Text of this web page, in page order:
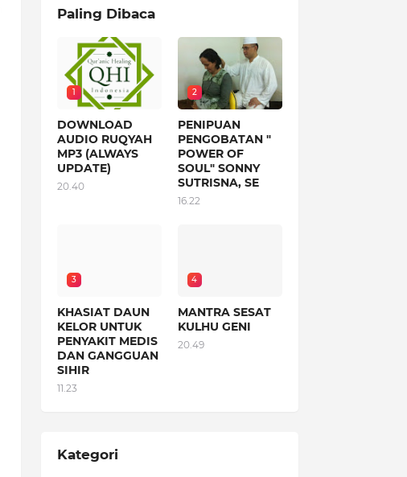
Paling Dibaca
1
DOWNLOAD
AUDIO RUQYAH
MP3 (ALWAYS
UPDATE)
20.40
2
PENIPUAN
PENGOBATAN "
POWER OF
SOUL" SONNY
SUTRISNA, SE
16.22
3
KHASIAT DAUN
KELOR UNTUK
PENYAKIT MEDIS
DAN GANGGUAN
SIHIR
11.23
4
MANTRA SESAT
KULHU GENI
20.49
Kategori